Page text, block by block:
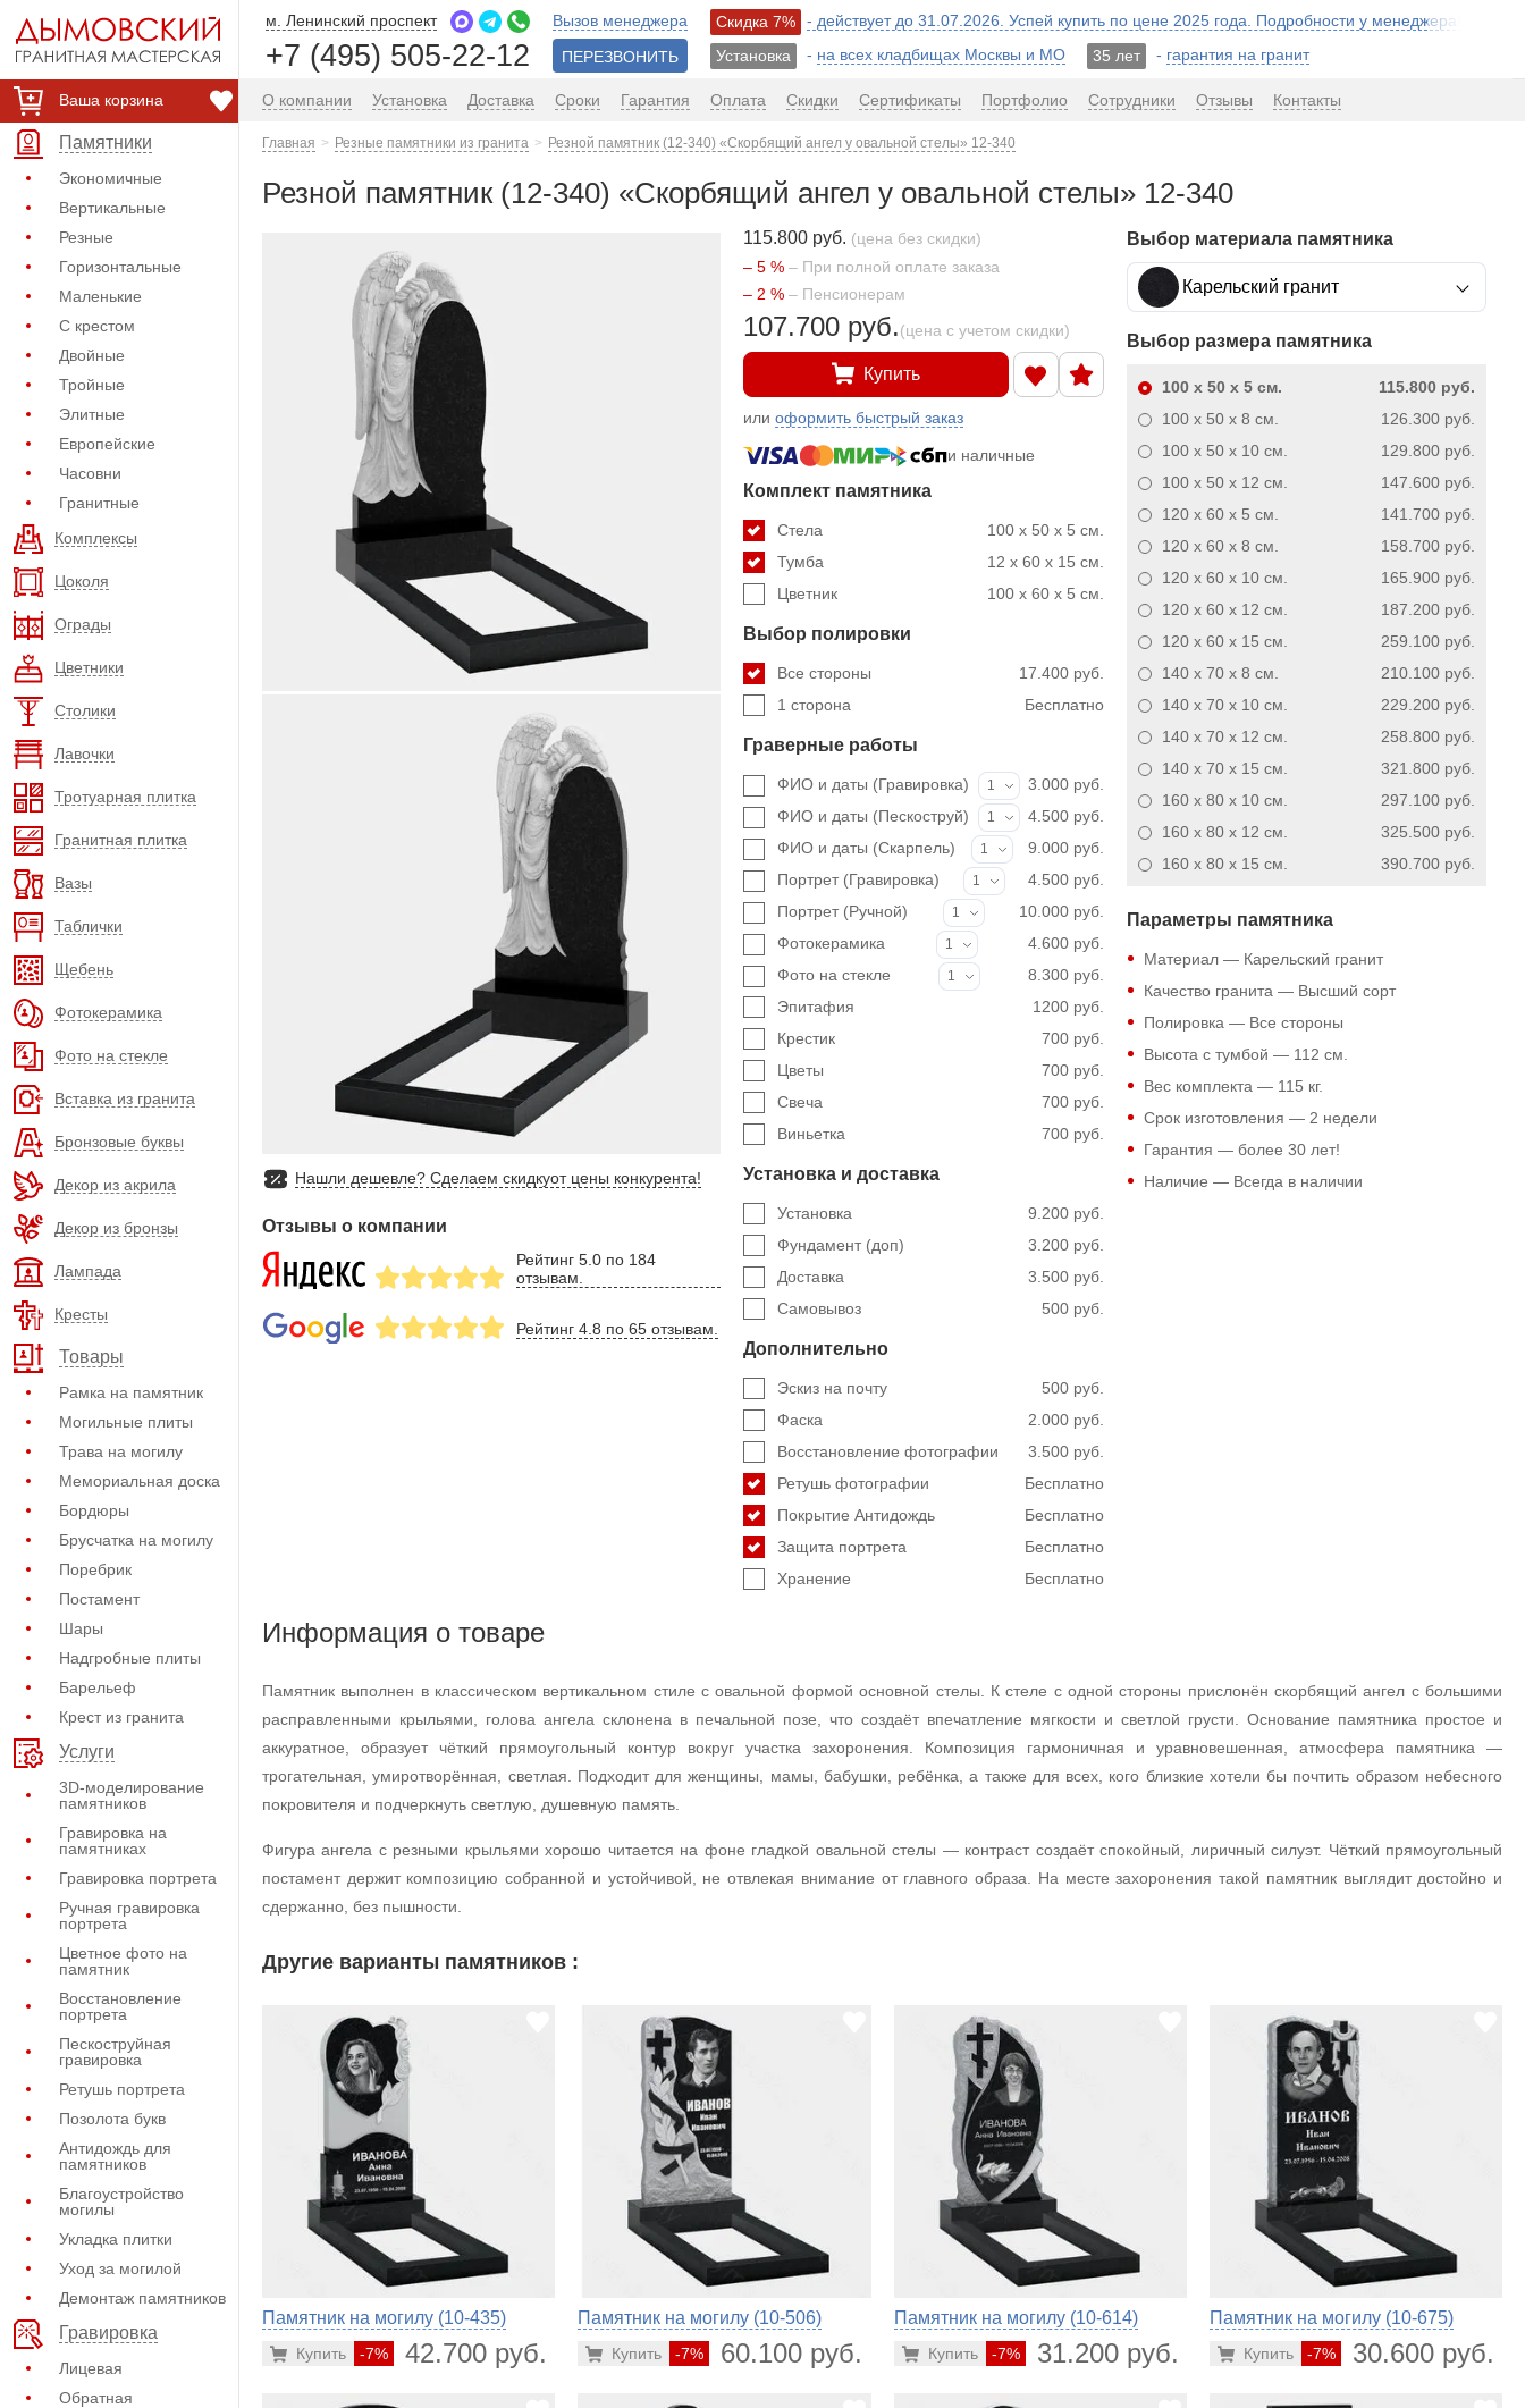
Ваша корзина
Памятники
Экономичные
Вертикальные
Резные
Горизонтальные
Маленькие
С крестом
Двойные
Тройные
Элитные
Европейские
Часовни
Гранитные
Комплексы
Цоколя
Ограды
Цветники
Столики
Лавочки
Тротуарная плитка
Гранитная плитка
Вазы
Таблички
Щебень
Фотокерамика
Фото на стекле
Вставка из гранита
Бронзовые буквы
Декор из акрила
Декор из бронзы
Лампада
Кресты
Товары
Рамка на памятник
Могильные плиты
Трава на могилу
Мемориальная доска
Бордюры
Брусчатка на могилу
Поребрик
Постамент
Шары
Надгробные плиты
Барельеф
Крест из гранита
Услуги
3D-моделирование
памятников
Гравировка на
памятниках
Гравировка портрета
Ручная гравировка
портрета
Цветное фото на
памятник
Восстановление
портрета
Пескоструйная
гравировка
Ретушь портрета
Позолота букв
Антидождь для
памятников
Благоустройство
могилы
Укладка плитки
Уход за могилой
Демонтаж памятников
Гравировка
Лицевая
Обратная
м. Ленинский проспект
+7 (495) 505-22-12
Вызов менеджера
ПЕРЕЗВОНИТЬ
Скидка 7%
- действует до 31.07.2026. Успей купить по цене 2025 года. Подробности у менеджера!
Установка
- на всех кладбищах Москвы и МО 35 лет - гарантия на гранит
О компании Установка Доставка Сроки Гарантия Оплата Скидки Сертификаты Портфолио Сотрудники Отзывы Контакты
Главная Резные памятники из гранита Резной памятник (12-340) «Скорбящий ангел у овальной стелы» 12-340
Резной памятник (12-340) «Скорбящий ангел у овальной стелы» 12-340
Нашли дешевле? Сделаем скидкуот цены конкурента!
Отзывы о компании
Рейтинг 5.0 по 184
отзывам.
Рейтинг 4.8 по 65 отзывам.
115.800 руб. (цена без скидки)
– 5 % – При полной оплате заказа
– 2 % – Пенсионерам
107.700 руб.(цена с учетом скидки)
Купить
илиоформить быстрый заказ
и наличные
Комплект памятника
100 x 50 x 5 см.
Стела
12 x 60 x 15 см.
Тумба
100 x 60 x 5 см.
Цветник
Выбор полировки
17.400 руб.
Все стороны
Бесплатно
1 сторона
Граверные работы
ФИО и даты (Гравировка) 1
3.000 руб.
ФИО и даты (Пескоструй)
1
4.500 руб.
ФИО и даты (Скарпель)
1
9.000 руб.
Портрет (Гравировка)
1
4.500 руб.
Портрет (Ручной)
1
10.000 руб.
Фотокерамика
1
4.600 руб.
Фото на стекле
1
8.300 руб.
1200 руб.
Эпитафия
700 руб.
Крестик
700 руб.
Цветы
700 руб.
Свеча
700 руб.
Виньетка
Установка и доставка
9.200 руб.
Установка
3.200 руб.
Фундамент (доп)
3.500 руб.
Доставка
500 руб.
Самовывоз
Дополнительно
500 руб.
Эскиз на почту
2.000 руб.
Фаска
3.500 руб.
Восстановление фотографии
Бесплатно
Ретушь фотографии
Бесплатно
Покрытие Антидождь
Бесплатно
Защита портрета
Бесплатно
Хранение
Выбор материала памятника
Карельский гранит
Выбор размера памятника
115.800 руб.
100 x 50 x 5см.
126.300 руб.
100 x 50 x 8 см.
129.800 руб.
100 x 50 x 10см.
147.600 руб.
100 x 50 x 12 см.
141.700 руб.
120 x 60 x 5 см.
158.700 руб.
120 x 60 x 8 см.
165.900 руб.
120 x 60 x 10см.
187.200 руб.
120 x 60 x 12 см.
259.100 руб.
120 x 60 x 15 см.
210.100 руб.
140 x 70 x 8 см.
229.200 руб.
140 x 70 x 10см.
258.800 руб.
140 x 70 x 12 см.
321.800 руб.
140 x 70 x 15 см.
297.100 руб.
160 x 80 x 10см.
325.500 руб.
160 x 80 x 12 см.
390.700 руб.
160 x 80 x 15 см.
Параметры памятника
Материал — Карельский гранит
Качество гранита — Высший сорт
Полировка — Все стороны
Высота с тумбой — 112 см.
Вес комплекта — 115 кг.
Срок изготовления — 2 недели
Гарантия — более 30 лет!
Наличие — Всегда в наличии
Информация о товаре
Памятник выполнен в классическом вертикальном стиле с овальной формой основной стелы. К стеле с одной стороны прислонён скорбящий ангел с большими
расправленными крыльями, голова ангела склонена в печальной позе, что создаёт впечатление мягкости и светлой грусти. Основание памятника простое и
аккуратное, образует чёткий прямоугольный контур вокруг участка захоронения. Композиция гармоничная и уравновешенная, атмосфера памятника —
трогательная, умиротворённая, светлая. Подходит для женщины, мамы, бабушки, ребёнка, а также для всех, кого близкие хотели бы почтить образом небесного
покровителя и подчеркнуть светлую, душевную память.
Фигура ангела с резными крыльями хорошо читается на фоне гладкой овальной стелы — контраст создаёт спокойный, лиричный силуэт. Чёткий прямоугольный
постамент держит композицию собранной и устойчивой, не отвлекая внимание от главного образа. На месте захоронения такой памятник выглядит достойно и
сдержанно, без пышности.
Другие варианты памятников :
Памятник на могилу (10-435)
-7% 42.700 руб.
Купить
Памятник на могилу (10-506)
-7% 60.100 руб.
Купить
Памятник на могилу (10-614)
-7% 31.200 руб.
Купить
Памятник на могилу (10-675)
-7% 30.600 руб.
Купить